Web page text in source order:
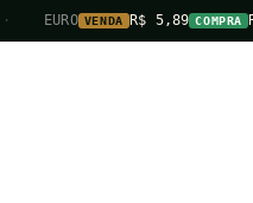
VENDA R$ 5,89 COMPRA R$ 5,87